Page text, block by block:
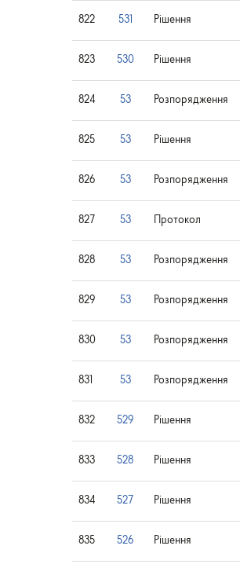
822 531 Рішення
823 530 Рішення
824 53 Розпорядження
825 53 Рішення
826 53 Розпорядження
827 53 Протокол
828 53 Розпорядження
829 53 Розпорядження
830 53 Розпорядження
831 53 Розпорядження
832 529 Рішення
833 528 Рішення
834 527 Рішення
835 526 Рішення